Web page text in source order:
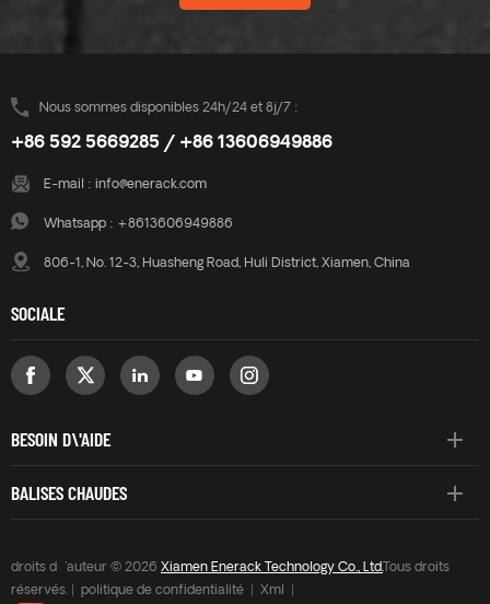
Nous sommes disponibles 24h/24 et 8j/7 :
+86 592 5669285 / +86 13606949886
E-mail : info@enerack.com
Whatsapp : +8613606949886
806-1, No. 12-3, Huasheng Road, Huli District, Xiamen, China
SOCIALE
BESOIN D\'AIDE
BALISES CHAUDES
droits d\'auteur © 2026 Xiamen Enerack Technology Co., Ltd.Tous droits
réservés. |
politique de confidentialité Xml